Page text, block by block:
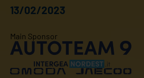
13/02/2023
Main Sponsor